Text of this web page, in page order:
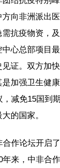
向非洲派出
抗疫物资，
心总部项目
证。双方加
加强卫生健
，减免15国到
的国家。
合作论坛开启
来，中非合